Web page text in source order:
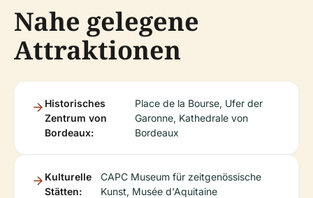
Nahe gelegene
Attraktionen
Historisches
Zentrum von
Bordeaux:
Place de la Bourse, Ufer der
Garonne, Kathedrale von
Bordeaux
Kulturelle
Stätten:
CAPC Museum für zeitgenössische
Kunst, Musée d'Aquitaine